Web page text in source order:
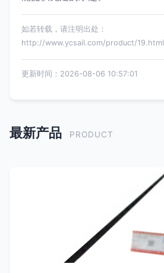
如若转载，请注明出处：
http://www.ycsail.com/product/19.html
更新时间：2026-08-06 10:57:01
最新产品 PRODUCT